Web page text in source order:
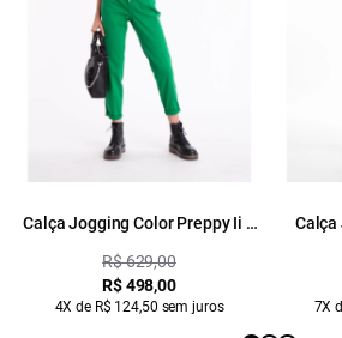
Calça Jogging Color Preppy Ii e
R$ 629,00
R$ 498,00
4X de R$ 124,50 sem juros
Calça
7X